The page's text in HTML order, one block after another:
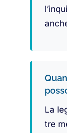
La
tre